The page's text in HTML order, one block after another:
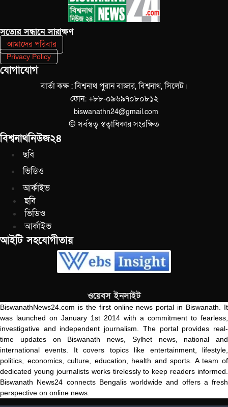
সত‌্যের সন্ধানে সারাক্ষণ
আমাদের পরিবার
Privacy Policy
যোগাযোগ
বার্তা কক্ষ : বিশ্বনাথ পুরান বাজার, বিশ্বনাথ, সিলেট।
ফোন: +৮৮-০৯৬৯৭০৮০৮১২
biswanathn24@gmail.com
© সর্বস্বত্ব স্বত্বাধিকার সংরক্ষিত
বিশ্বনাথনিউজ২৪
ছবি
ভিডিও
আর্কাইভ
ছবি
ভিডিও
আর্কাইভ
আইটি সহযোগীতায়
ওয়েবস ইনসাইট
BiswanathNews24.com is the first online news portal in Biswanath. It
was launched on January 1st 2014 with a commitment to fearless,
investigative and independent journalism. The portal provides real-
time updates on Biswanath news, Sylhet news, national and
international events. It covers topics like entertainment, lifestyle,
politics, economics, culture, education, health and sports. A team of
dedicated young journalists works tirelessly to keep readers informed.
Biswanath News24 connects Bengalis worldwide and offers a fresh
perspective on online news.